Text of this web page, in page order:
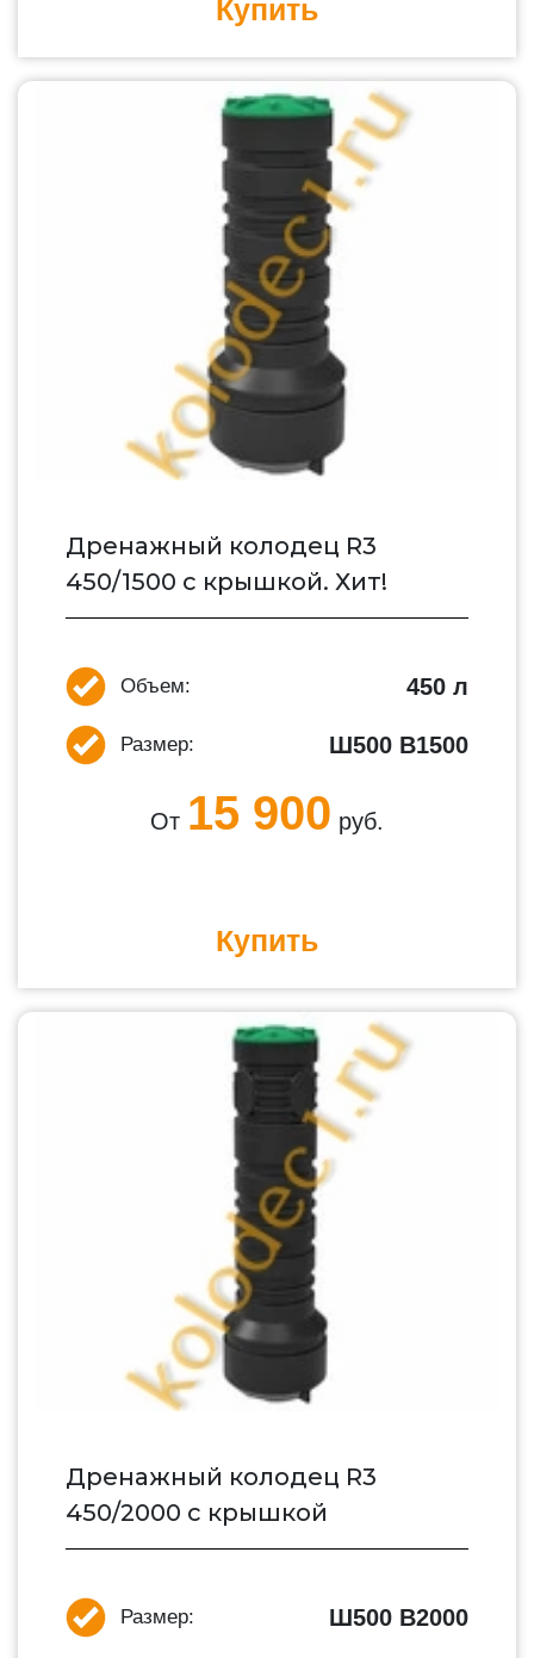
Купить
Дренажный колодец R3
450/1500 с крышкой. Хит!
Объем: 450 л
Размер: Ш500 В1500
От 15 900 руб.
Купить
Дренажный колодец R3
450/2000 с крышкой
Размер: Ш500 В2000